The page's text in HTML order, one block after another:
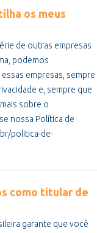
os meus
de outras empresas
podemos
empresas, sempre
e, sempre que
sobre o
nossa Política de
politica-de-
como titular de
garante que você